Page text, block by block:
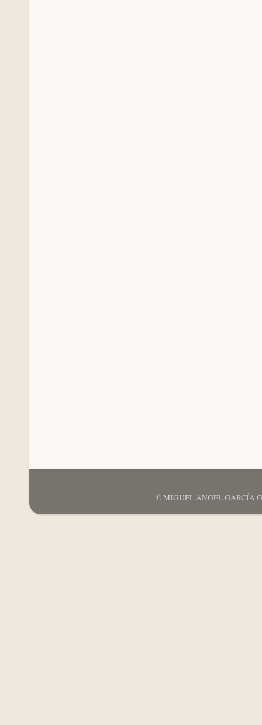
© MIGUEL ÁNGEL GARCÍA